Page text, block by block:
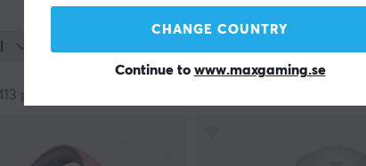
CHANGE COUNTRY
Continue to www.maxgaming.se
produkter